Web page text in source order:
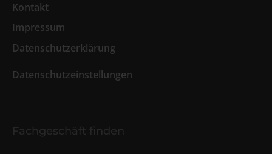
Kontakt
Impressum
Datenschutzerklärung
Datenschutzeinstellungen
Fachgeschäft finden